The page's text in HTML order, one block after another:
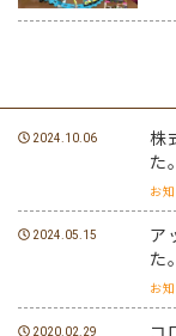
2024.10.06
株
た。
お
2024.05.15
ア
た。
お
2020.02.29